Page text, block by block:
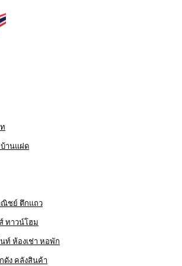
บ้านแฝด
ณิชย์ ตึกแถว
ทาวน์โฮม
ท์ ห้องเช่า หอพัก
ดัง คลังสินค้า